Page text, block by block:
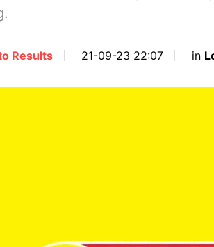
Results 21-09-23 22:07 in